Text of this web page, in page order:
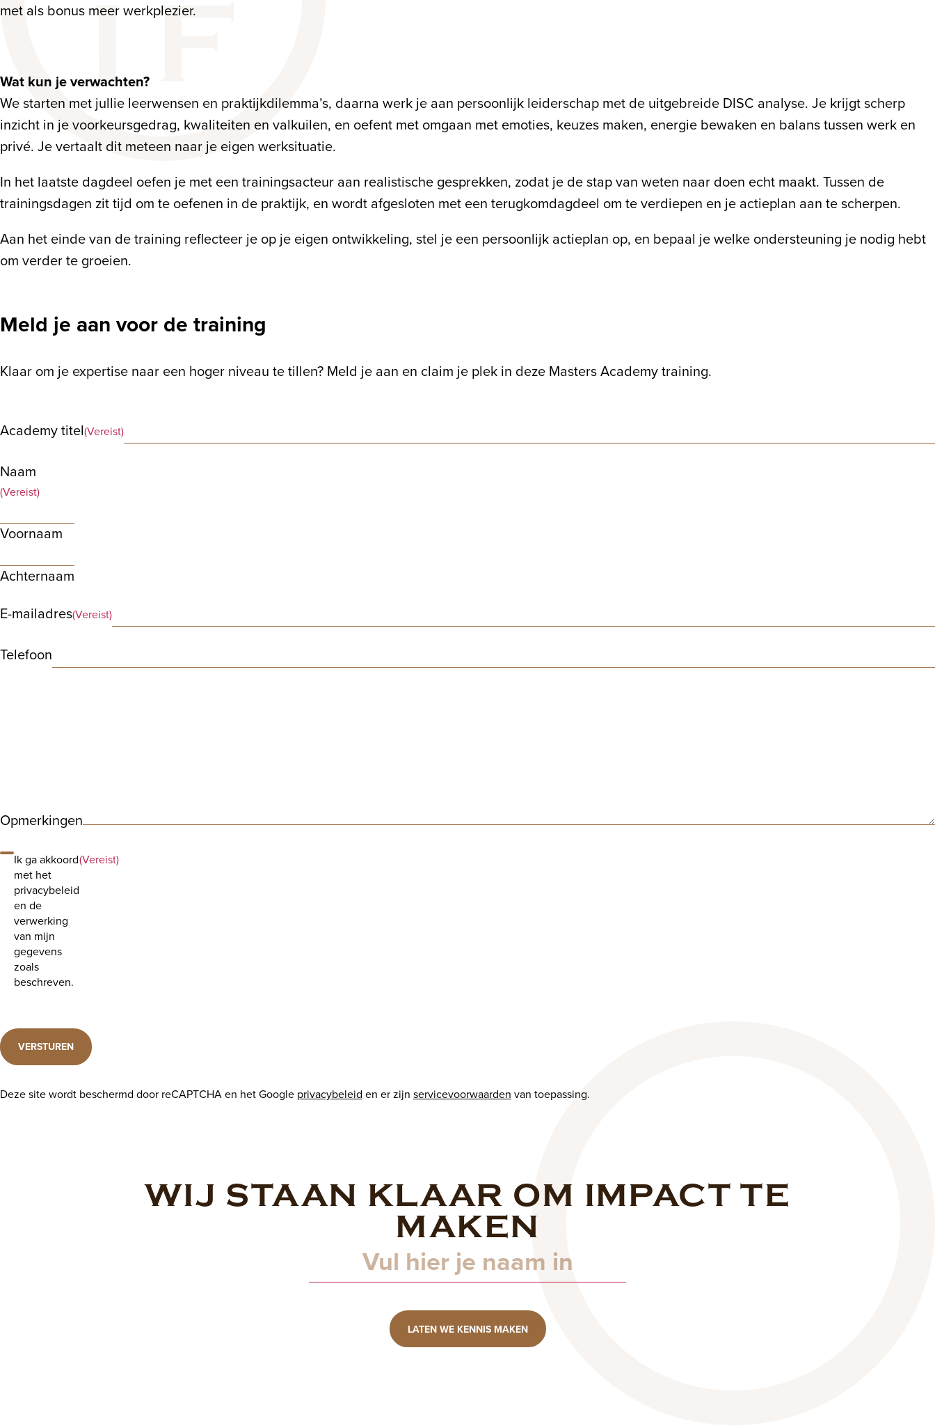
met als bonus meer werkplezier.
Wat kun je verwachten?
We starten met jullie leerwensen en praktijkdilemma’s, daarna werk je aan persoonlijk leiderschap met de uitgebreide DISC analyse. Je krijgt scherp
inzicht in je voorkeursgedrag, kwaliteiten en valkuilen, en oefent met omgaan met emoties, keuzes maken, energie bewaken en balans tussen werk en
privé. Je vertaalt dit meteen naar je eigen werksituatie.
In het laatste dagdeel oefen je met een trainingsacteur aan realistische gesprekken, zodat je de stap van weten naar doen echt maakt. Tussen de
trainingsdagen zit tijd om te oefenen in de praktijk, en wordt afgesloten met een terugkomdagdeel om te verdiepen en je actieplan aan te scherpen.
Aan het einde van de training reflecteer je op je eigen ontwikkeling, stel je een persoonlijk actieplan op, en bepaal je welke ondersteuning je nodig hebt
om verder te groeien.
Meld je aan voor de training
Klaar om je expertise naar een hoger niveau te tillen? Meld je aan en claim je plek in deze Masters Academy training.
Academy titel(Vereist)
Naam
(Vereist)
Voornaam
Achternaam
E-mailadres(Vereist)
Telefoon
Opmerkingen
Ik ga akkoord
met het
privacybeleid
en de
verwerking
van mijn
gegevens
zoals
beschreven.
(Vereist)
VERSTUREN
Deze site wordt beschermd door reCAPTCHA en het Google privacybeleid en er zijn servicevoorwaarden van toepassing.
WIJ STAAN KLAAR OM IMPACT TE
MAKEN
Naam
LATEN WE KENNIS MAKEN